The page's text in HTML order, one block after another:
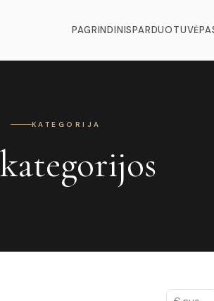
PAGRINDINISPARDUOTUVĖ
KATEGORIJA